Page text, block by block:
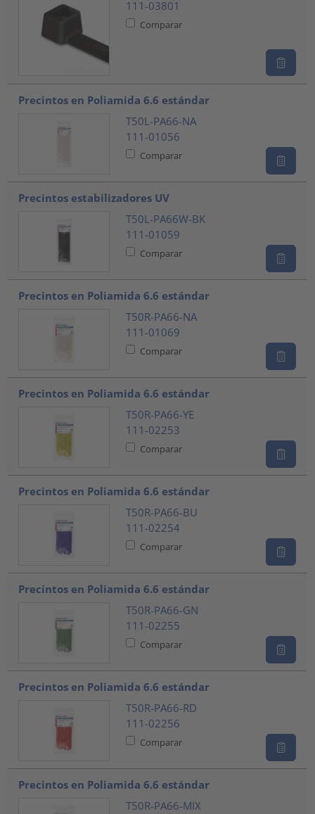
111-03801
Comparar
Precintos en Poliamida 6.6 estándar
T50L-PA66-NA
111-01056
Comparar
Precintos estabilizadores UV
T50L-PA66W-BK
111-01059
Comparar
Precintos en Poliamida 6.6 estándar
T50R-PA66-NA
111-01069
Comparar
Precintos en Poliamida 6.6 estándar
T50R-PA66-YE
111-02253
Comparar
Precintos en Poliamida 6.6 estándar
T50R-PA66-BU
111-02254
Comparar
Precintos en Poliamida 6.6 estándar
T50R-PA66-GN
111-02255
Comparar
Precintos en Poliamida 6.6 estándar
T50R-PA66-RD
111-02256
Comparar
Precintos en Poliamida 6.6 estándar
T50R-PA66-MIX